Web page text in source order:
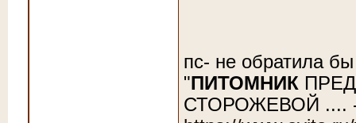
пс- не обратила
"ПИТОМНИК
СТОРОЖЕВОЙ ....